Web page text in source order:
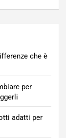
che è
per
adatti per